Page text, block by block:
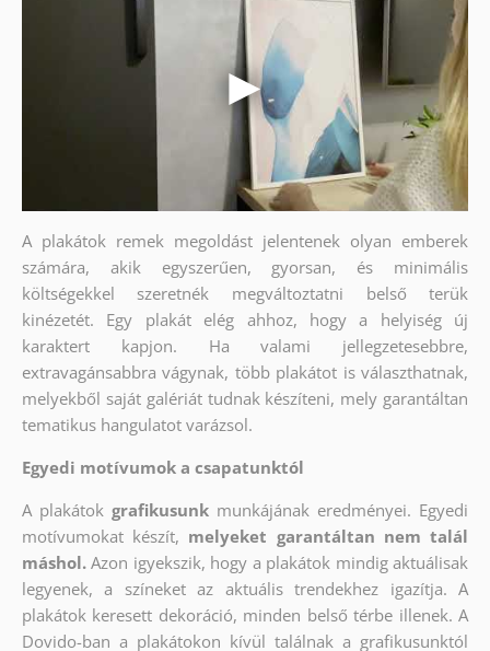
A plakátok remek megoldást jelentenek olyan emberek
számára, akik egyszerűen, gyorsan, és minimális
költségekkel szeretnék megváltoztatni belső terük
kinézetét. Egy plakát elég ahhoz, hogy a helyiség új
karaktert kapjon. Ha valami jellegzetesebbre,
extravagánsabbra vágynak, több plakátot is választhatnak,
melyekből saját galériát tudnak készíteni, mely garantáltan
tematikus hangulatot varázsol.
Egyedi motívumok a csapatunktól
A plakátok grafikusunk munkájának eredményei. Egyedi
motívumokat készít, melyeket garantáltan nem talál
máshol. Azon igyekszik, hogy a plakátok mindig aktuálisak
legyenek, a színeket az aktuális trendekhez igazítja. A
plakátok keresett dekoráció, minden belső térbe illenek. A
Dovido-ban a plakátokon kívül találnak a grafikusunktól